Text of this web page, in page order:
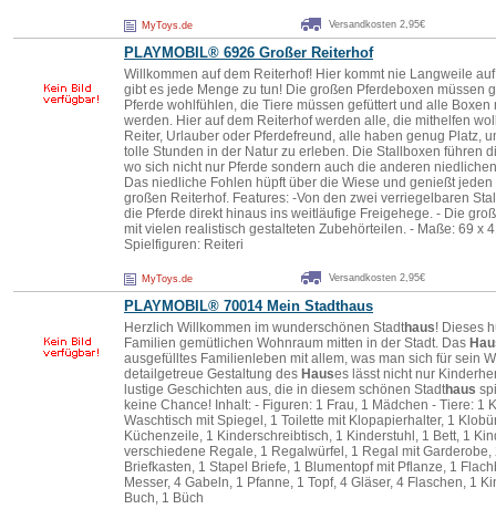
MyToys.de Versandkosten 2,95€
PLAYMOBIL® 6926 Großer Reiterhof
Willkommen auf dem Reiterhof! Hier kommt nie Langweile
gibt es jede Menge zu tun! Die großen Pferdeboxen müssen
Pferde wohlfühlen, die Tiere müssen gefüttert und alle
werden. Hier auf dem Reiterhof werden alle, die mithelfen
Reiter, Urlauber oder Pferdefreund, alle haben genug Platz,
tolle Stunden in der Natur zu erleben. Die Stallboxen führen
wo sich nicht nur Pferde sondern auch die anderen
Das niedliche Fohlen hüpft über die Wiese und genießt
großen Reiterhof. Features: -Von den zwei verriegelbaren
die Pferde direkt hinaus ins weitläufige Freigehege. - Die
mit vielen realistisch gestalteten Zubehörteilen. - Maße: 69 x
Spielfiguren: Reiteri
MyToys.de Versandkosten 2,95€
PLAYMOBIL® 70014 Mein Stadthaus
Herzlich Willkommen im wunderschönen Stadthaus! Dieses
Familien gemütlichen Wohnraum mitten in der Stadt. Das
ausgefülltes Familienleben mit allem, was man sich für sein
detailgetreue Gestaltung des Hauses lässt nicht nur
lustige Geschichten aus, die in diesem schönen Stadthaus
keine Chance! Inhalt: - Figuren: 1 Frau, 1 Mädchen - Tiere: 1
Waschtisch mit Spiegel, 1 Toilette mit Klopapierhalter, 1
Küchenzeile, 1 Kinderschreibtisch, 1 Kinderstuhl, 1 Bett, 1
verschiedene Regale, 1 Regalwürfel, 1 Regal mit Garderobe,
Briefkasten, 1 Stapel Briefe, 1 Blumentopf mit Pflanze, 1
Messer, 4 Gabeln, 1 Pfanne, 1 Topf, 4 Gläser, 4 Flaschen, 1
Buch, 1 Büch